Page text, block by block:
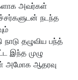
அவர்கள்
நடந்த
தழுவிய பந்த்
இந்த முழு
அமோக ஆதரவு